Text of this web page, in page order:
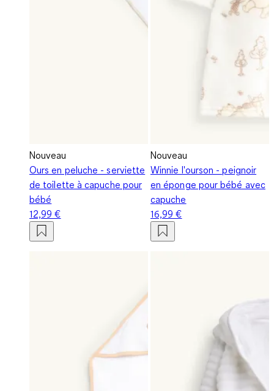
Nouveau
Ours en peluche - serviette
de toilette à capuche pour
bébé
12,99 €
Nouveau
Winnie l'ourson - peignoir
en éponge pour bébé avec
capuche
16,99 €